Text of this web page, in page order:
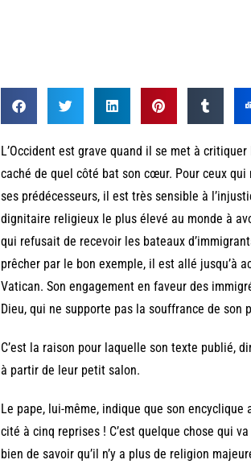
L’Occident est grave quand il se met à
caché de quel côté bat son cœur. Pour ceux
ses prédécesseurs, il est très sensible à
dignitaire religieux le plus élevé au monde à
qui refusait de recevoir les bateaux
prêcher par le bon exemple, il est allé jusqu’à
Vatican. Son engagement en faveur des
Dieu, qui ne supporte pas la souffrance de son
C’est la raison pour laquelle son texte publié,
à partir de leur petit salon.
Le pape, lui-même, indique que son
cité à cinq reprises ! C’est quelque chose qui
bien de savoir qu’il n’y a plus de religion